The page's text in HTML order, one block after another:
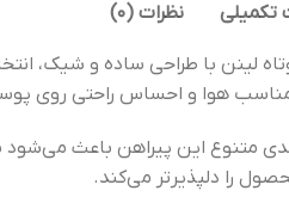
تکمیلی نظرات (0)
لینن با طراحی ساده و شیک،
هوا و احساس راحتی روی
متنوع این پیراهن باعث می‌شود
را دلپذیرتر می‌کند.